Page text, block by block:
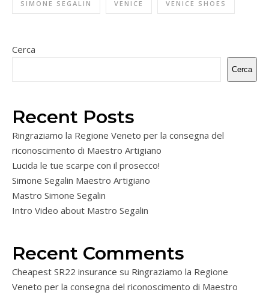
SIMONE SEGALIN VENICE VENICE SHOES
Cerca
Cerca
Recent Posts
Ringraziamo la Regione Veneto per la consegna del
riconoscimento di Maestro Artigiano
Lucida le tue scarpe con il prosecco!
Simone Segalin Maestro Artigiano
Mastro Simone Segalin
Intro Video about Mastro Segalin
Recent Comments
Cheapest SR22 insurance su Ringraziamo la Regione
Veneto per la consegna del riconoscimento di Maestro